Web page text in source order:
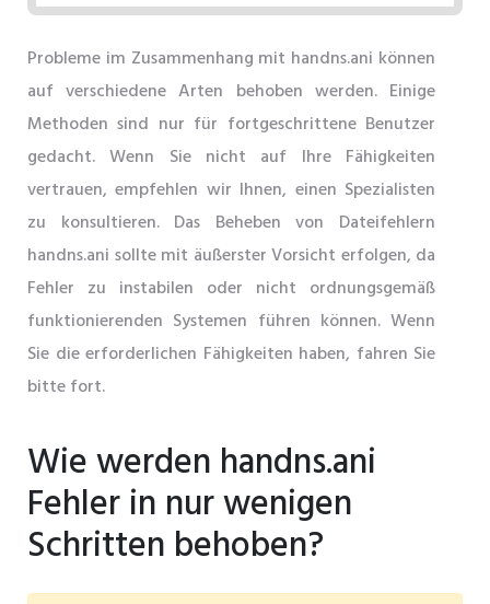
Probleme im Zusammenhang mit handns.ani können
auf verschiedene Arten behoben werden. Einige
Methoden sind nur für fortgeschrittene Benutzer
gedacht. Wenn Sie nicht auf Ihre Fähigkeiten
vertrauen, empfehlen wir Ihnen, einen Spezialisten
zu konsultieren. Das Beheben von Dateifehlern
handns.ani sollte mit äußerster Vorsicht erfolgen, da
Fehler zu instabilen oder nicht ordnungsgemäß
funktionierenden Systemen führen können. Wenn
Sie die erforderlichen Fähigkeiten haben, fahren Sie
bitte fort.
Wie werden handns.ani
Fehler in nur wenigen
Schritten behoben?